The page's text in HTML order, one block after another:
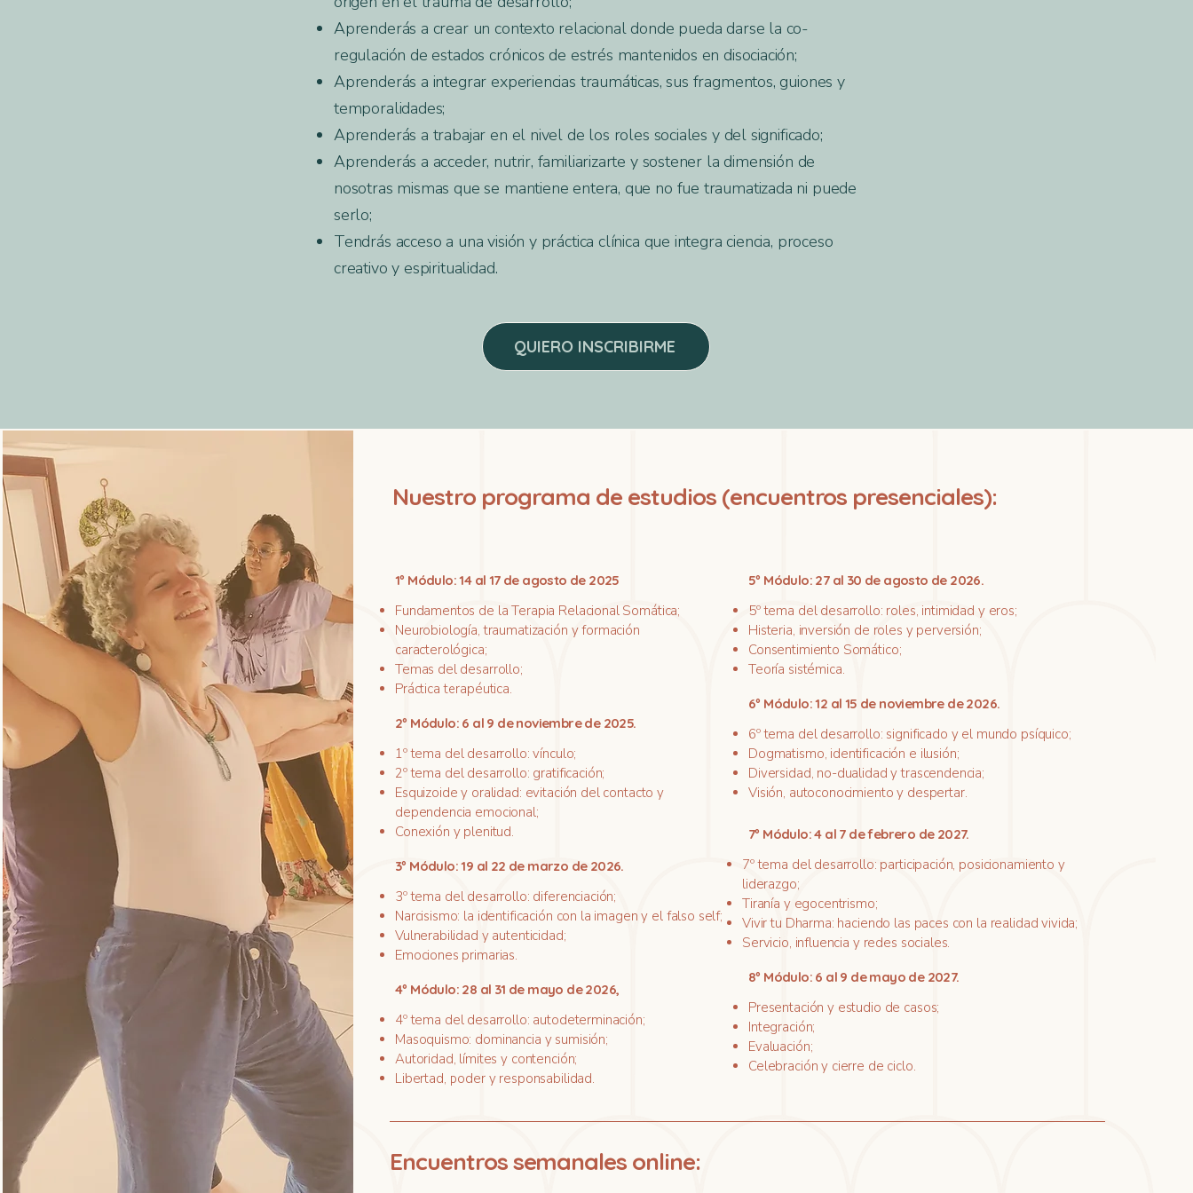
Aprenderás a crear un contexto relacional donde pueda darse la co-
regulación de estados crónicos de estrés mantenidos en disociación;
Aprenderás a integrar experiencias traumáticas, sus fragmentos, guiones y
temporalidades;
Aprenderás a trabajar en el nivel de los roles sociales y del significado;
Aprenderás a acceder, nutrir, familiarizarte y sostener la dimensión de
nosotras mismas que se mantiene entera, que no fue traumatizada ni puede
serlo;
Tendrás acceso a una visión y práctica clínica que integra ciencia, proceso
creativo y espiritualidad.
QUIERO INSCRIBIRME
1º Módulo: 14 al 17 de agosto de 2025
Fundamentos de la Terapia Relacional Somática;
Neurobiología, traumatización y formación
caracterológica;
Temas del desarrollo;
Práctica terapéutica.
2º Módulo: 6 al 9 de noviembre de 2025.
1º tema del desarrollo: vínculo;
2º tema del desarrollo: gratificación;
Esquizoide y oralidad: evitación del contacto y
dependencia emocional;
Conexión y plenitud.
3º Módulo: 19 al 22 de marzo de 2026.
3º tema del desarrollo: diferenciación;
Narcisismo: la identificación con la imagen y el falso self;
Vulnerabilidad y autenticidad;
Emociones primarias.
4º Módulo: 28 al 31 de mayo de 2026,
4º tema del desarrollo: autodeterminación;
Masoquismo: dominancia y sumisión;
Autoridad, límites y contención;
Libertad, poder y responsabilidad.
Nuestro programa de estudios (encuentros presenciales):
Encuentros semanales online:
5º Módulo: 27 al 30 de agosto de 2026.
5º tema del desarrollo: roles, intimidad y eros;
Histeria, inversión de roles y perversión;
Consentimiento Somático;
Teoría sistémica.
6º Módulo: 12 al 15 de noviembre de 2026.
6º tema del desarrollo: significado y el mundo psíquico;
Dogmatismo, identificación e ilusión;
Diversidad, no-dualidad y trascendencia;
Visión, autoconocimiento y despertar.
7º Módulo: 4 al 7 de febrero de 2027.
7º tema del desarrollo: participación, posicionamiento y
liderazgo;
Tiranía y egocentrismo;
Vivir tu Dharma: haciendo las paces con la realidad vivida;
Servicio, influencia y redes sociales.
8º Módulo: 6 al 9 de mayo de 2027.
Presentación y estudio de casos;
Integración;
Evaluación;
Celebración y cierre de ciclo.